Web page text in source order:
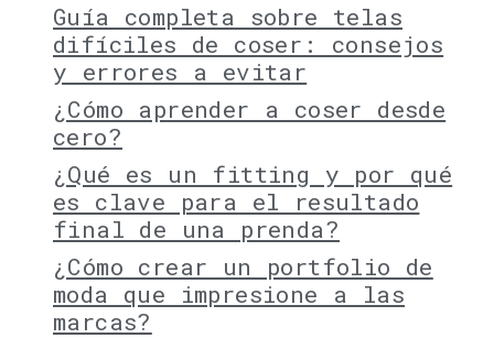
Guía completa sobre telas
difíciles de coser: consejos
y errores a evitar
¿Cómo aprender a coser desde
cero?
¿Qué es un fitting y por qué
es clave para el resultado
final de una prenda?
¿Cómo crear un portfolio de
moda que impresione a las
marcas?